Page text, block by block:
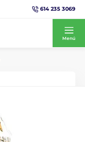
614 235 3069
Menú